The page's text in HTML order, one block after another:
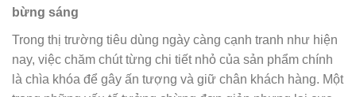
bừng sáng
Trong thị trường tiêu dùng ngày càng cạnh tranh như hiện
nay, việc chăm chút từng chi tiết nhỏ của sản phẩm chính
là chìa khóa để gây ấn tượng và giữ chân khách hàng. Một